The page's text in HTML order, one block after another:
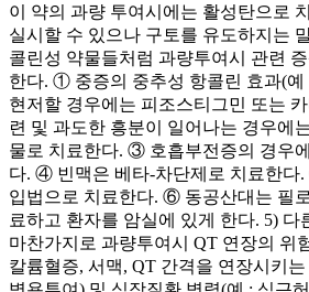
이 약의 과량 투여시에는 활성탄으로
실시할 수 있으나 구토를 유도하지는
콜린성 약물들처럼 과량투여시 관련
한다. ① 중증의 중추성 항콜린 효과(예
현저할 경우에는 피조스티그민 또는
련 및 과도한 흥분이 일어나는 경우에
물로 치료한다. ③ 호흡부전증의 경우
다. ④ 빈맥은 베타-차단제로 치료한
입법으로 치료한다. ⑥ 동공산대는 필
료하고 환자를 암실에 있게 한다. 5) 다
마찬가지로 과량투여시 QT 연장의 위
칼륨혈증, 서맥, QT 간격을 연장시키